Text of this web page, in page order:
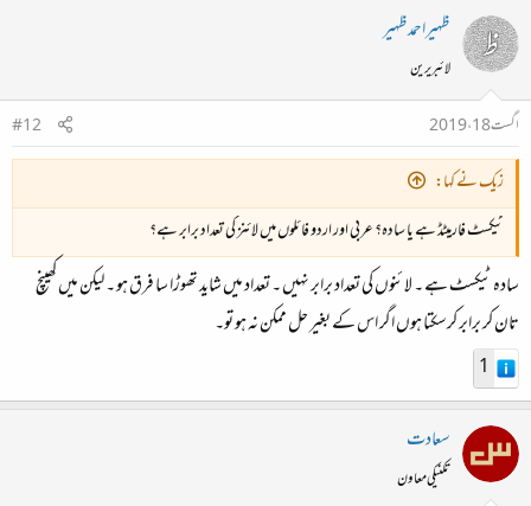
ظہیراحمدظہیر
لائبریرین
اگست 18، 2019
#12
زیک نے کہا:
ٹیکسٹ فارمیٹڈ ہے یا سادہ؟ عربی اور اردو فائلوں میں لائنز کی تعداد برابر ہے؟
سادہ ٹیکسٹ ہے ۔ لائنوں کی تعداد برابر نہیں ۔ تعداد میں شاید تھوڑا سا فرق ہو ۔ لیکن میں کھینچ
تان کر برابر کرسکتا ہوں اگر اس کے بغیر حل ممکن نہ ہو تو۔
1
سعادت
تکنیکی معاون